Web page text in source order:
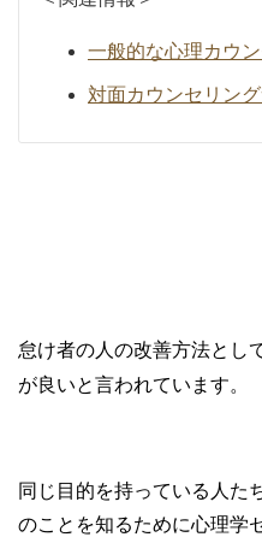
一般的な心理カウ
対面カウンセリン
怠け者の人の改善方法として
が良いと言われています。
同じ目的を持っている人た
のことを知るために心理学